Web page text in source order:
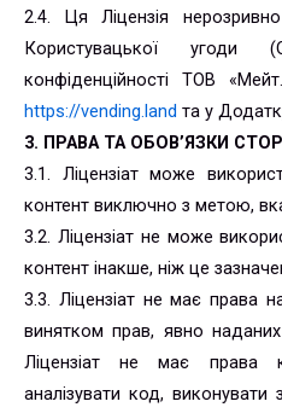
2.4. Ця Ліцензія
Користувацької угоди
конфіденційності ТОВ
https://vending.land та у
3. ПРАВА ТА ОБОВ’ЯЗКИ
3.1. Ліцензіат може
контент виключно з метою,
3.2. Ліцензіат не може
контент інакше, ніж це
3.3. Ліцензіат не має права
винятком прав, явно наданих
Ліцензіат не має права
аналізувати код,